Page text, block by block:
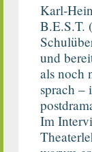
Karl-
B.E.S.T.
und
als noch
sprach –
Im